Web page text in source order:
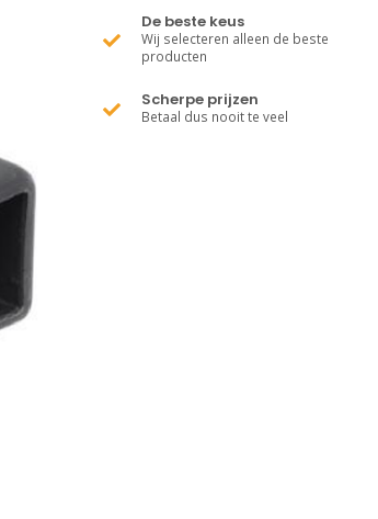
De beste keus
Wij selecteren alleen de beste
producten
Scherpe prijzen
Betaal dus nooit te veel